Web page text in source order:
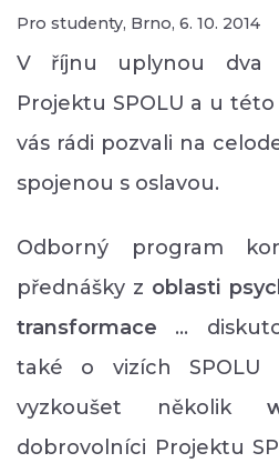
Pro studenty, Brno, 6. 10. 2014
V říjnu uplynou dva
Projektu SPOLU a u
vás rádi pozvali na
spojenou s oslavou.
Odborný program
přednášky z oblasti
transformace ...
také o vizích
vyzkoušet několik
dobrovolníci Projektu